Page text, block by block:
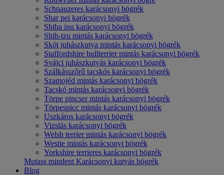
Schnauzeres karácsonyi bögrék
Shar pei karácsonyi bögrék
Shiba inu karácsonyi bögrék
Shih-tzu mintás karácsonyi bögrék
Skót juhászkutya mintás karácsonyi bögrék
Staffordshire bullterrier mintás karácsonyi bögrék
Svájci juhászkutyás karácsonyi bögrék
Szálkásszőrű tacskós karácsonyi bögrék
Szamojéd mintás karácsonyi bögrék
Tacskó mintás karácsonyi bögrék
Törpe pincser mintás karácsonyi bögrék
Törpespicc mintás karácsonyi bögrék
Uszkáros karácsonyi bögrék
Vizslás karácsonyi bögrék
Welsh terrier mintás karácsonyi bögrék
Westie mintás karácsonyi bögrék
Yorkshire terrieres karácsonyi bögrék
Mutass mindent Karácsonyi kutyás bögrék
Blog